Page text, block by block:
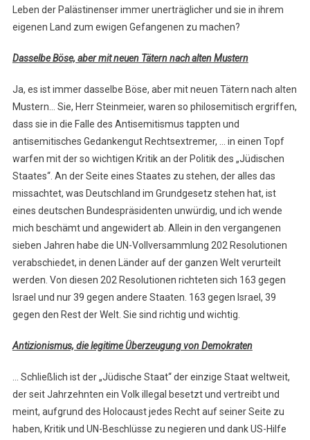
Leben der Palästinenser immer unerträglicher und sie in ihrem
eigenen Land zum ewigen Gefangenen zu machen?
Dasselbe Böse, aber mit neuen Tätern nach alten Mustern
Ja, es ist immer dasselbe Böse, aber mit neuen Tätern nach alten
Mustern… Sie, Herr Steinmeier, waren so philosemitisch ergriffen,
dass sie in die Falle des Antisemitismus tappten und
antisemitisches Gedankengut Rechtsextremer, … in einen Topf
warfen mit der so wichtigen Kritik an der Politik des „Jüdischen
Staates“. An der Seite eines Staates zu stehen, der alles das
missachtet, was Deutschland im Grundgesetz stehen hat, ist
eines deutschen Bundespräsidenten unwürdig, und ich wende
mich beschämt und angewidert ab. Allein in den vergangenen
sieben Jahren habe die UN-Vollversammlung 202 Resolutionen
verabschiedet, in denen Länder auf der ganzen Welt verurteilt
werden. Von diesen 202 Resolutionen richteten sich 163 gegen
Israel und nur 39 gegen andere Staaten. 163 gegen Israel, 39
gegen den Rest der Welt. Sie sind richtig und wichtig.
Antizionismus, die legitime Überzeugung von Demokraten
… Schließlich ist der „Jüdische Staat“ der einzige Staat weltweit,
der seit Jahrzehnten ein Volk illegal besetzt und vertreibt und
meint, aufgrund des Holocaust jedes Recht auf seiner Seite zu
haben, Kritik und UN-Beschlüsse zu negieren und dank US-Hilfe